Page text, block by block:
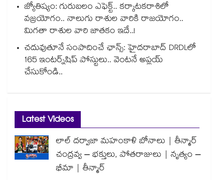
జ్యోతిష్యం: గురుబలం ఎఫెక్ట్.. కర్కాటకరాశిలో
వజ్రయోగం.. నాలుగు రాశుల వారికి రాజయోగం..
మిగతా రాశుల వారి జాతకం ఇదే..!
చదువుతూనే సంపాదించే ఛాన్స్: హైదరాబాద్ DRDLలో
165 ఇంటర్న్‌షిప్ పోస్టులు.. వెంటనే అప్లయ్
చేసుకోండి..
Latest Videos
లాల్ దర్వాజా మహంకాళి బోనాలు | తీన్మార్
చంద్రవ్వ – భక్తులు, పోతరాజులు | నృత్యం –
భీమా | తీన్మార్